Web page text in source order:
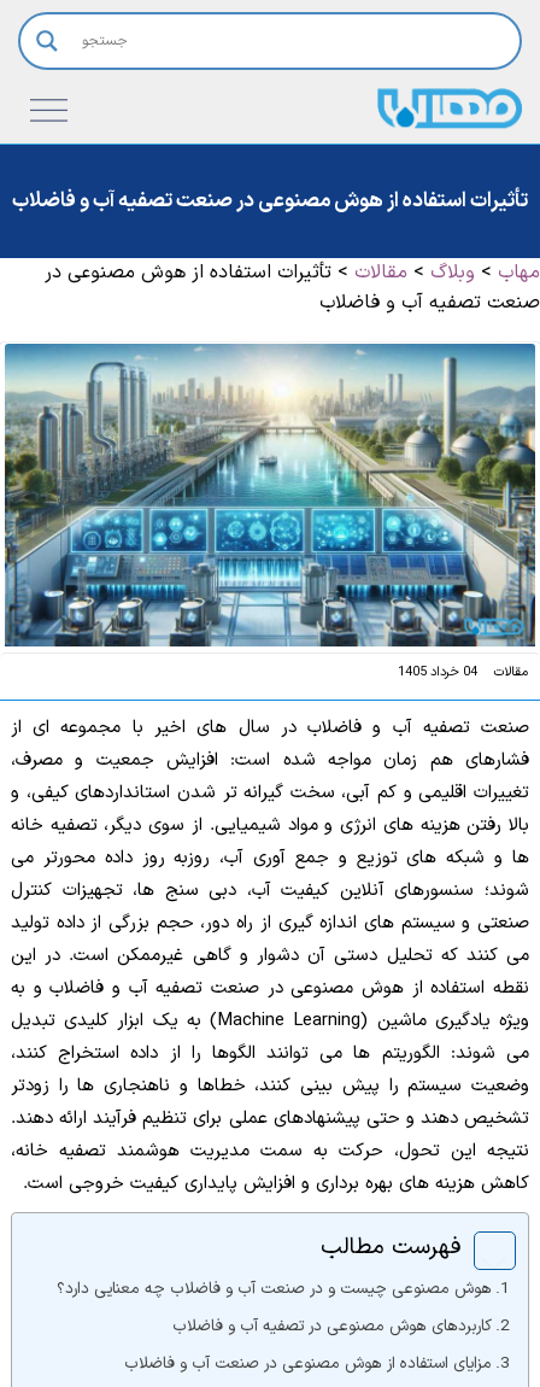
تأثیرات استفاده از هوش مصنوعی در صنعت تصفیه آب و فاضلاب
مهاب > وبلاگ > مقالات > تأثیرات استفاده از هوش مصنوعی در
صنعت تصفیه آب و فاضلاب
مقالات 04 خرداد 1405
صنعت تصفیه آب و فاضلاب در سال های اخیر با مجموعه ای از
فشارهای هم زمان مواجه شده است: افزایش جمعیت و مصرف،
تغییرات اقلیمی و کم آبی، سخت گیرانه تر شدن استانداردهای کیفی، و
بالا رفتن هزینه های انرژی و مواد شیمیایی. از سوی دیگر، تصفیه خانه
ها و شبکه های توزیع و جمع آوری آب، روزبه روز داده محورتر می
شوند؛ سنسورهای آنلاین کیفیت آب، دبی سنج ها، تجهیزات کنترل
صنعتی و سیستم های اندازه گیری از راه دور، حجم بزرگی از داده تولید
می کنند که تحلیل دستی آن دشوار و گاهی غیرممکن است. در این
نقطه استفاده از هوش مصنوعی در صنعت تصفیه آب و فاضلاب و به
ویژه یادگیری ماشین (Machine Learning) به یک ابزار کلیدی تبدیل
می شوند: الگوریتم ها می توانند الگوها را از داده استخراج کنند،
وضعیت سیستم را پیش بینی کنند، خطاها و ناهنجاری ها را زودتر
تشخیص دهند و حتی پیشنهادهای عملی برای تنظیم فرآیند ارائه دهند.
نتیجه این تحول، حرکت به سمت مدیریت هوشمند تصفیه خانه،
کاهش هزینه های بهره برداری و افزایش پایداری کیفیت خروجی است.
فهرست مطالب
هوش مصنوعی چیست و در صنعت آب و فاضلاب چه معنایی دارد؟
کاربردهای هوش مصنوعی در تصفیه آب و فاضلاب
مزایای استفاده از هوش مصنوعی در صنعت آب و فاضلاب